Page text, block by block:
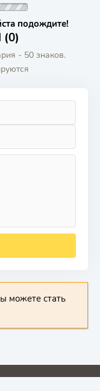
подождите!
- 50 знаков.
можете стать